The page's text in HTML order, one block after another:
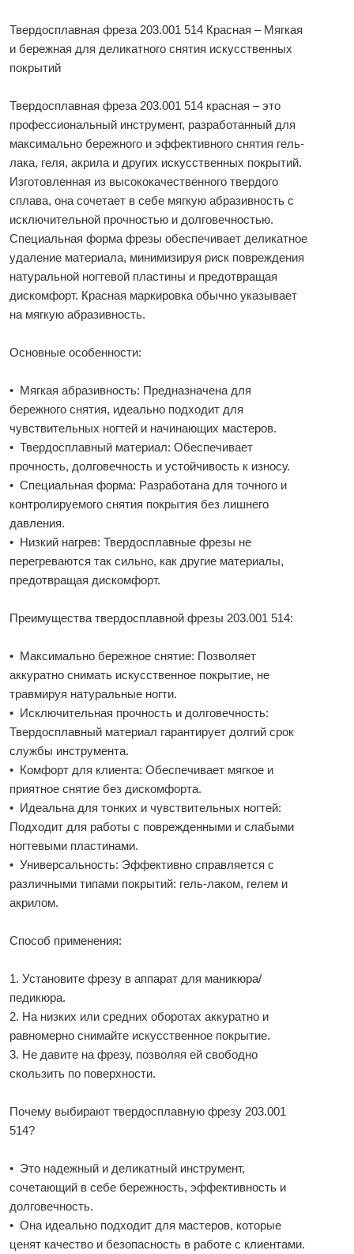
Твердосплавная фреза 203.001 514 Красная – Мягкая
и бережная для деликатного снятия искусственных
покрытий
Твердосплавная фреза 203.001 514 красная – это
профессиональный инструмент, разработанный для
максимально бережного и эффективного снятия гель-
лака, геля, акрила и других искусственных покрытий.
Изготовленная из высококачественного твердого
сплава, она сочетает в себе мягкую абразивность с
исключительной прочностью и долговечностью.
Специальная форма фрезы обеспечивает деликатное
удаление материала, минимизируя риск повреждения
натуральной ногтевой пластины и предотвращая
дискомфорт. Красная маркировка обычно указывает
на мягкую абразивность.
Основные особенности:
• Мягкая абразивность: Предназначена для
бережного снятия, идеально подходит для
чувствительных ногтей и начинающих мастеров.
• Твердосплавный материал: Обеспечивает
прочность, долговечность и устойчивость к износу.
• Специальная форма: Разработана для точного и
контролируемого снятия покрытия без лишнего
давления.
• Низкий нагрев: Твердосплавные фрезы не
перегреваются так сильно, как другие материалы,
предотвращая дискомфорт.
Преимущества твердосплавной фрезы 203.001 514:
• Максимально бережное снятие: Позволяет
аккуратно снимать искусственное покрытие, не
травмируя натуральные ногти.
• Исключительная прочность и долговечность:
Твердосплавный материал гарантирует долгий срок
службы инструмента.
• Комфорт для клиента: Обеспечивает мягкое и
приятное снятие без дискомфорта.
• Идеальна для тонких и чувствительных ногтей:
Подходит для работы с поврежденными и слабыми
ногтевыми пластинами.
• Универсальность: Эффективно справляется с
различными типами покрытий: гель-лаком, гелем и
акрилом.
Способ применения:
1. Установите фрезу в аппарат для маникюра/
педикюра.
2. На низких или средних оборотах аккуратно и
равномерно снимайте искусственное покрытие.
3. Не давите на фрезу, позволяя ей свободно
скользить по поверхности.
Почему выбирают твердосплавную фрезу 203.001
514?
• Это надежный и деликатный инструмент,
сочетающий в себе бережность, эффективность и
долговечность.
• Она идеально подходит для мастеров, которые
ценят качество и безопасность в работе с клиентами.